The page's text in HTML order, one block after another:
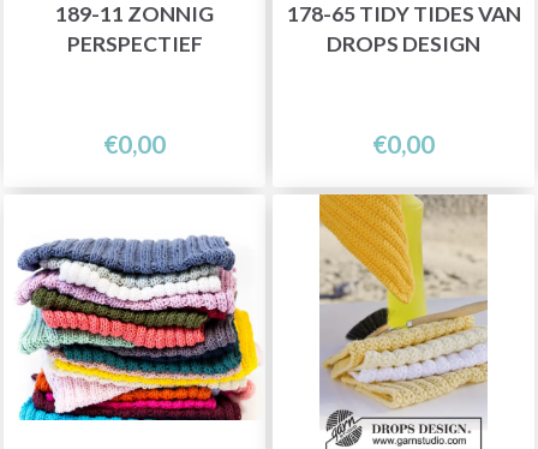
189-11 ZONNIG
PERSPECTIEF
€0,00
178-65 TIDY TIDES VAN
DROPS DESIGN
€0,00